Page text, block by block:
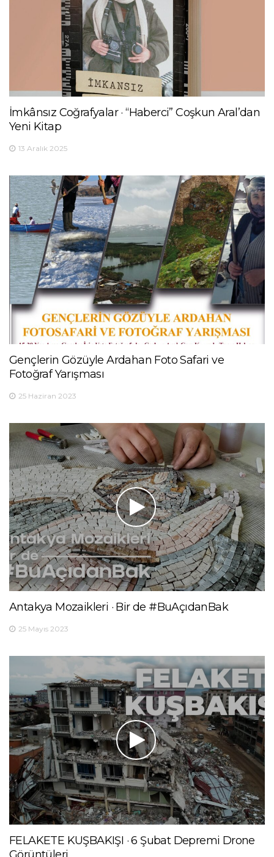
İmkânsız Coğrafyalar · “Haberci” Coşkun Aral’dan
Yeni Kitap
13 Aralık 2025
Gençlerin Gözüyle Ardahan Foto Safari ve
Fotoğraf Yarışması
25 Haziran 2023
Antakya Mozaikleri · Bir de #BuAçıdanBak
25 Mayıs 2023
FELAKETE KUŞBAKIŞI · 6 Şubat Depremi Drone
Görüntüleri